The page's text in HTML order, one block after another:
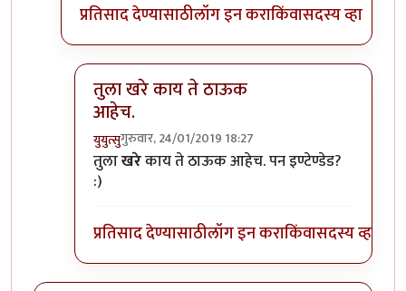
प्रतिसाद देण्यासाठीलॉग इन कराकिंवासदस्य व्हा
तुला खरे काय ते ठाऊक
आहेच.
युयुत्सुगुरुवार, 24/01/2019 18:27
In reply toसिनियरbyज्ञानव
तुलाखरेकाय ते ठाऊक आहेच. पन इण्टेण्डेड?
:)
प्रतिसाद देण्यासाठीलॉग इन कराकिंवासदस्य व्हा